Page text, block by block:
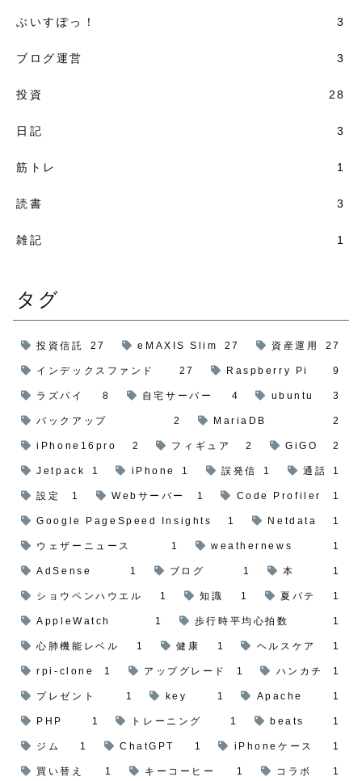
ぶいすぽっ！ 3
ブログ運営 3
投資 28
日記 3
筋トレ 1
読書 3
雑記 1
タグ
投資信託 27 eMAXIS Slim 27 資産運用 27
インデックスファンド 27 Raspberry Pi 9
ラズパイ 8 自宅サーバー 4 ubuntu 3
バックアップ 2 MariaDB 2
iPhone16pro 2 フィギュア 2 GiGO 2
Jetpack 1 iPhone 1 誤発信 1 通話 1
設定 1 Webサーバー 1 Code Profiler 1
Google PageSpeed Insights 1 Netdata 1
ウェザーニュース 1 weathernews 1
AdSense 1 ブログ 1 本 1
ショウペンハウエル 1 知識 1 夏バテ 1
AppleWatch 1 歩行時平均心拍数 1
心肺機能レベル 1 健康 1 ヘルスケア 1
rpi-clone 1 アップグレード 1 ハンカチ 1
プレゼント 1 key 1 Apache 1
PHP 1 トレーニング 1 beats 1
ジム 1 ChatGPT 1 iPhoneケース 1
買い替え 1 キーコーヒー 1 コラボ 1